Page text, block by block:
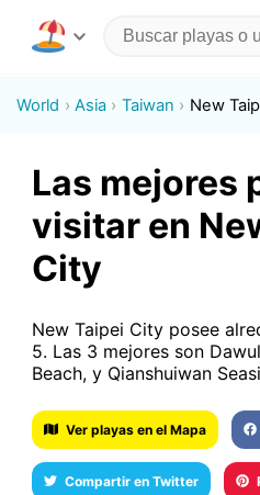
World Asia Taiwan New
Las mejores
visitar en
City
New Taipei City posee
5. Las 3 mejores son
Beach, y Qianshuiwan
Ver playas en el Mapa
Compartir en Twitter